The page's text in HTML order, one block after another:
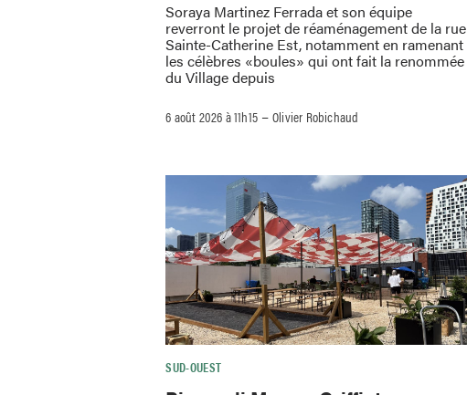
Soraya Martinez Ferrada et son équipe
reverront le projet de réaménagement de la rue
Sainte-Catherine Est, notamment en ramenant
les célèbres «boules» qui ont fait la renommée
du Village depuis
6 août 2026 à 11h15 –Olivier Robichaud
SUD-OUEST